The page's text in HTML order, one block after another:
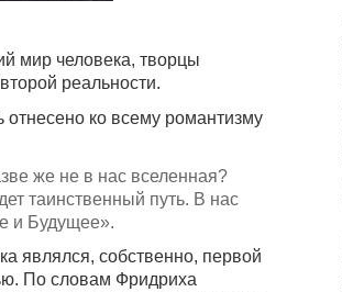
мир человека, творцы
реальности.
ко всему романтизму
же не в нас вселенная?
таинственный путь. В нас
и Будущее».
являлся, собственно, первой
По словам Фридриха